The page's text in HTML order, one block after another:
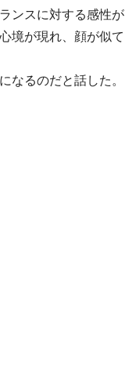
ンスに対する感性が
境が現れ、顔が似て
なるのだと話した。